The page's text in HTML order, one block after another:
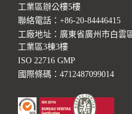
工業區辦公樓5樓
聯絡電話： +86-20-84446415
工廠地址：廣東省廣州市白雲
工業區3棟3樓
ISO 22716 GMP
國際條碼：4712487099014